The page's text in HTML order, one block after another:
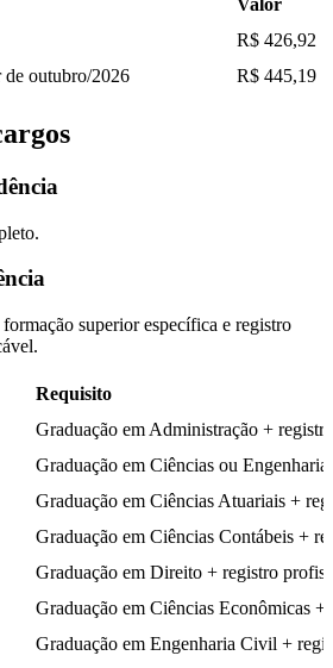
Valor
R$ 426,92
outubro/2026
R$ 445,19
superior específica e registro
Requisito
Graduação em Administração +
Graduação em Ciências ou
Graduação em Ciências Atuariais +
Graduação em Ciências Contábeis +
Graduação em Direito + registro
Graduação em Ciências Econômicas
Graduação em Engenharia Civil +